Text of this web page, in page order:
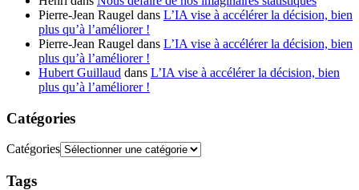
Pierre-Jean Raugel dans L’IA vise à accélérer la décision, bien
plus qu’à l’améliorer !
Pierre-Jean Raugel dans L’IA vise à accélérer la décision, bien
plus qu’à l’améliorer !
Hubert Guillaud dans L’IA vise à accélérer la décision, bien
plus qu’à l’améliorer !
Catégories
Catégories
Tags